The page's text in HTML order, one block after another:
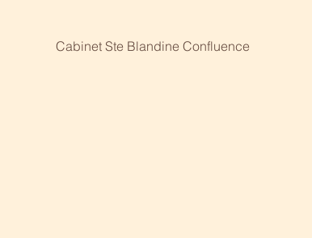
Cabinet Ste Blandine Confluence